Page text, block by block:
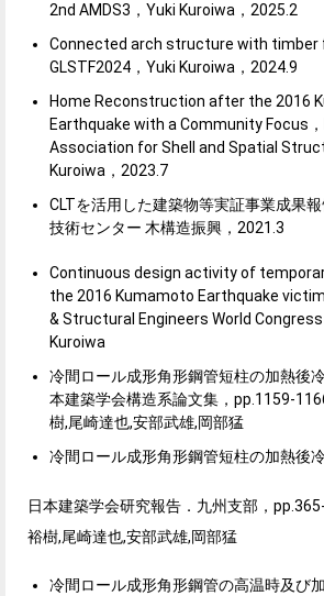
2nd AMDS3，Yuki Kuroiwa，2025.2
Connected arch structure with timber
GLSTF2024，Yuki Kuroiwa，2024.9
Home Reconstruction after the 2016
Earthquake with a Community Focus
Association for Shell and Spatial
Kuroiwa，2023.7
CLTを活用した建築物等実証事業成果
技術センター 木構造振興，2021.3
Continuous design activity of
the 2016 Kumamoto Earthquake
& Structural Engineers World
Kuroiwa
冷間ロール成形角形鋼管短柱の加熱後
本建築学会構造系論文集，pp.1159-
樹,尾崎達也,安部武雄,岡部猛
冷間ロール成形角形鋼管短柱の加熱後
日本建築学会研究報告．九州支部，
裕樹,尾崎達也,安部武雄,岡部猛
冷間ロール成形角形鋼管の高温時及び